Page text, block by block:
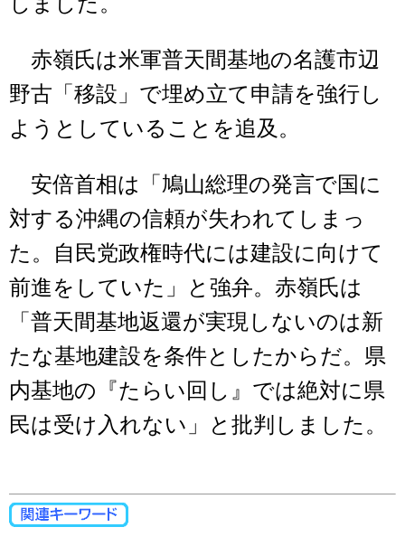
赤嶺氏は米軍普天間基地の名護市辺
野古「移設」で埋め立て申請を強行し
ようとしていることを追及。
安倍首相は「鳩山総理の発言で国に
対する沖縄の信頼が失われてしまっ
た。自民党政権時代には建設に向けて
前進をしていた」と強弁。赤嶺氏は
「普天間基地返還が実現しないのは新
たな基地建設を条件としたからだ。県
内基地の『たらい回し』では絶対に県
民は受け入れない」と批判しました。